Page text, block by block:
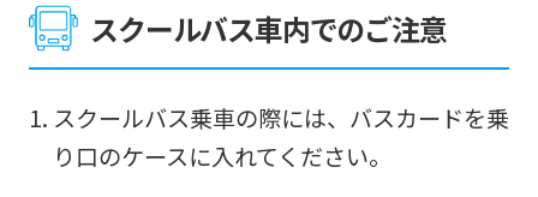
スクールバス車内でのご注意
スクールバス乗車の際には、バスカードを乗
り口のケースに入れてください。
Click
the
link
below
(start